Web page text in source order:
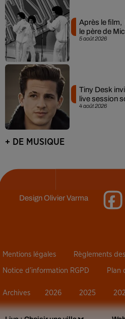
5 août 2026
Après le film,
le père de
4 août 2026
Tiny Desk
live session
+ DE MUSIQUE
DesignOlivier Varma
Mentions légales Règlements
Notice d’information RGPD Plan
Archives 2026 2025